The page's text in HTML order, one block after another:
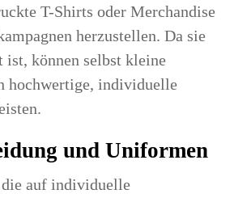
T-Shirts oder Merchandise
herzustellen. Da sie
können selbst kleine
hochwertige, individuelle
und Uniformen
auf individuelle